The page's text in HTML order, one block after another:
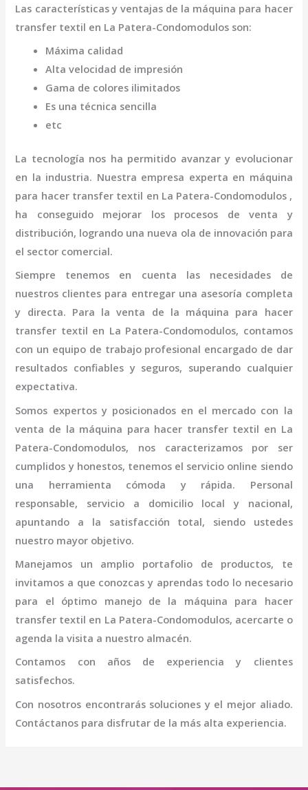
Las características y ventajas de la máquina para hacer
transfer textil en La Patera-Condomodulos son:
Máxima calidad
Alta velocidad de impresión
Gama de colores ilimitados
Es una técnica sencilla
etc
La tecnología nos ha permitido avanzar y evolucionar
en la industria. Nuestra empresa experta en máquina
para hacer transfer textil en La Patera-Condomodulos ,
ha conseguido mejorar los procesos de venta y
distribución, logrando una nueva ola de innovación para
el sector comercial.
Siempre tenemos en cuenta las necesidades de
nuestros clientes para entregar una asesoría completa
y directa. Para la venta de la máquina para hacer
transfer textil en La Patera-Condomodulos, contamos
con un equipo de trabajo profesional encargado de dar
resultados confiables y seguros, superando cualquier
expectativa.
Somos expertos y posicionados en el mercado con la
venta de la máquina para hacer transfer textil en La
Patera-Condomodulos, nos caracterizamos por ser
cumplidos y honestos, tenemos el servicio online siendo
una herramienta cómoda y rápida. Personal
responsable, servicio a domicilio local y nacional,
apuntando a la satisfacción total, siendo ustedes
nuestro mayor objetivo.
Manejamos un amplio portafolio de productos, te
invitamos a que conozcas y aprendas todo lo necesario
para el óptimo manejo de la máquina para hacer
transfer textil en La Patera-Condomodulos, acercarte o
agenda la visita a nuestro almacén.
Contamos con años de experiencia y clientes
satisfechos.
Con nosotros encontrarás soluciones y el mejor aliado.
Contáctanos para disfrutar de la más alta experiencia.